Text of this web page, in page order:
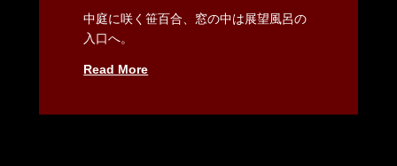
中庭に咲く笹百合、窓の中は展望風呂の
入口へ。
Read More